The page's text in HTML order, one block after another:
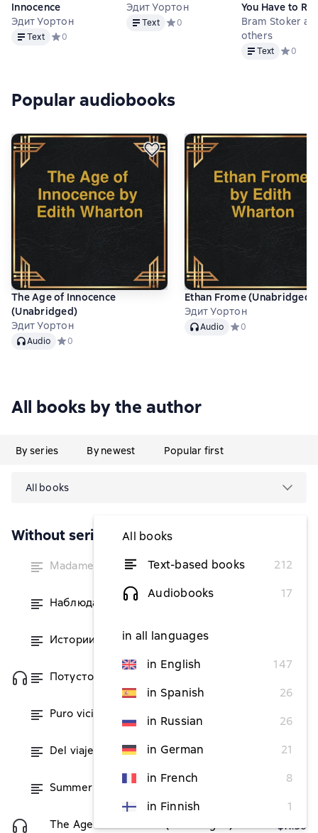
Innocence
Эдит Уортон
TextText Средний рейтинг 0 на основе 0 оценок
0
Эдит Уортон
TextText Средний рейтинг 0 на основе 0
0
You Have to
Before You Die
2
Bram Stoker
others
TextText 0
Popular audiobooks
The Age of Innocence
(Unabridged)
Эдит Уортон
AudioAudio Средний рейтинг 0 на основе 0 оценок
0
Ethan Frome (Unabridged)
Эдит Уортон
AudioAudio Средний рейтинг 0
0
All books by the author
By series By newest Popular first
All books
All books
Text-based books
212
Audiobooks
17
in all languages
in English
147
in Spanish
26
in Russian
26
in German
21
in French
8
in Finnish
1
Without series
Madame de Treymes
unavailable
Наблюдатель у порога
Истории о призраках
Потусторонние истории
Puro vicio from $10.35
Del viaje como arte from $14.96
Summer
The Age of Innocence (Unabridged) $11.50